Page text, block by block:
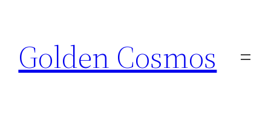
contenu
Golden Cosmos